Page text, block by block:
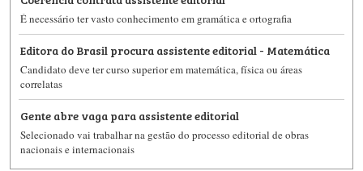
É necessário ter vasto conhecimento em gramática e ortografia
Editora do Brasil procura assistente editorial - Matemática
Candidato deve ter curso superior em matemática, física ou áreas
correlatas
Gente abre vaga para assistente editorial
Selecionado vai trabalhar na gestão do processo editorial de obras
nacionais e internacionais